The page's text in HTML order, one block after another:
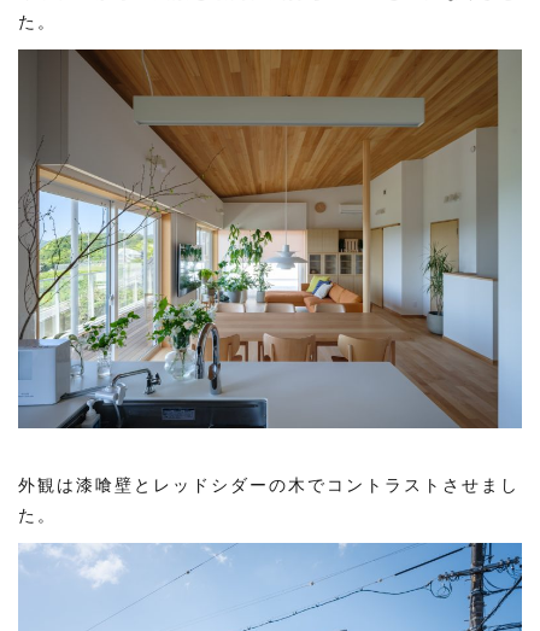
た。
外観は漆喰壁とレッドシダーの木でコントラストさせまし
た。